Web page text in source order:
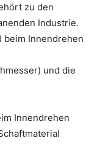
zu den
Industrie.
beim Innendrehen
und die
Innendrehen